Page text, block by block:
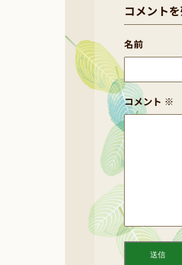
コメント
コメント ※
名前